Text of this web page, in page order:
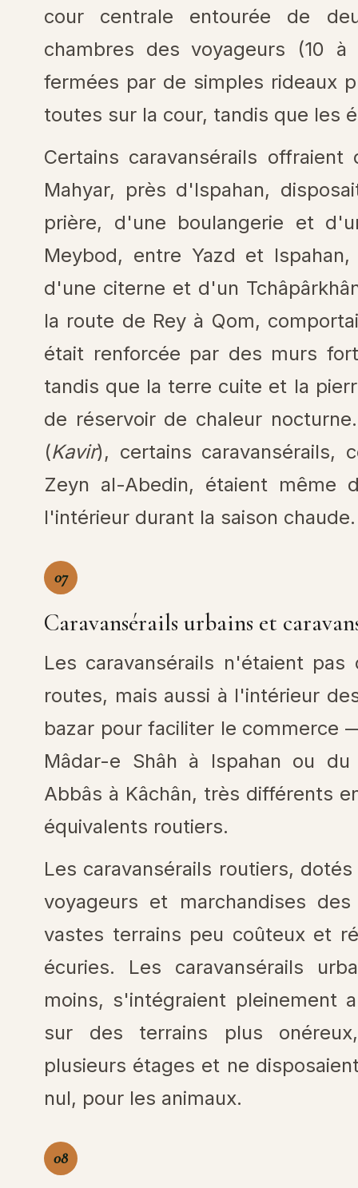
cour centrale entourée de
chambres des voyageurs (10
fermées par de simples rideaux
toutes sur la cour, tandis que les
Certains caravansérails
Mahyar, près d'Ispahan,
prière, d'une boulangerie et
Meybod, entre Yazd et
d'une citerne et d'un
la route de Rey à Qom,
était renforcée par des murs
tandis que la terre cuite et la
de réservoir de chaleur
(Kavir), certains caravansérails,
Zeyn al-Abedin, étaient même
l'intérieur durant la saison chaude.
07
Caravansérails urbains et
Les caravansérails n'étaient
routes, mais aussi à l'intérieur
bazar pour faciliter le commerce
Mâdar-e Shâh à Ispahan ou
Abbâs à Kâchân, très différents
équivalents routiers.
Les caravansérails routiers,
voyageurs et marchandises
vastes terrains peu coûteux et
écuries. Les caravansérails
moins, s'intégraient pleinement
sur des terrains plus
plusieurs étages et ne
nul, pour les animaux.
08